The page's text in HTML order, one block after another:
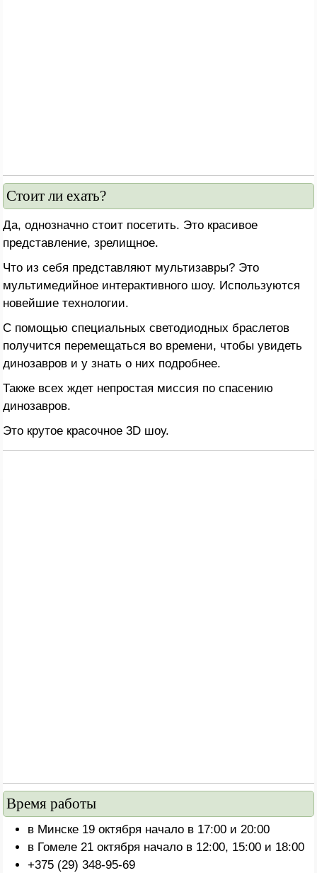
Стоит ли ехать?
Да, однозначно стоит посетить. Это красивое
представление, зрелищное.
Что из себя представляют мультизавры? Это
мультимедийное интерактивного шоу. Используются
новейшие технологии.
С помощью специальных светодиодных браслетов
получится перемещаться во времени, чтобы увидеть
динозавров и у знать о них подробнее.
Также всех ждет непростая миссия по спасению
динозавров.
Это крутое красочное 3D шоу.
Время работы
в Минске 19 октября начало в 17:00 и 20:00
в Гомеле 21 октября начало в 12:00, 15:00 и 18:00
+375 (29) 348-95-69